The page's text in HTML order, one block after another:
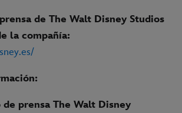
de The Walt Disney Studios
la compañía:
prensa The Walt Disney